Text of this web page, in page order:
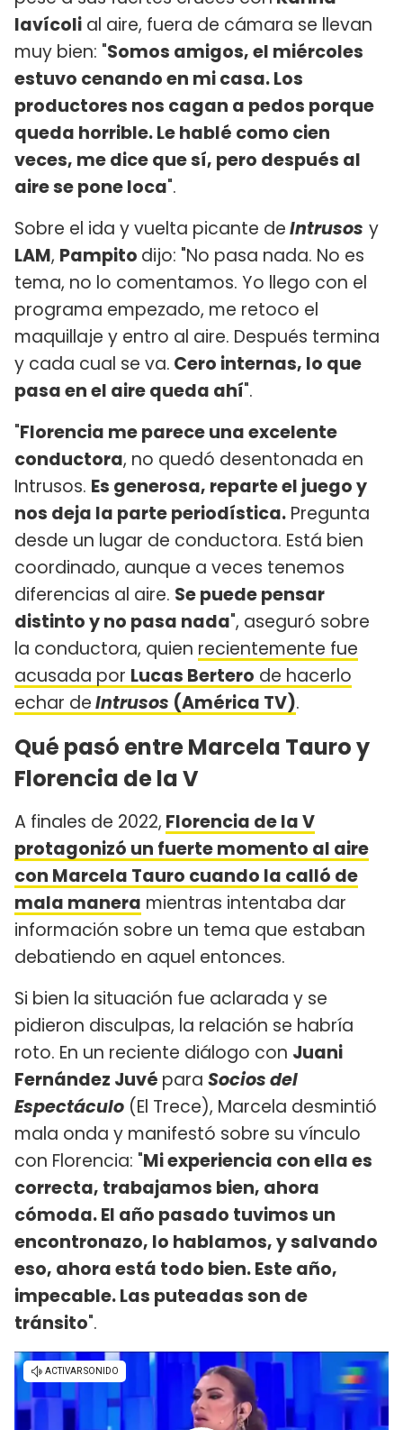
Iavícoli al aire, fuera de cámara se llevan
muy bien: "Somos amigos, el miércoles
estuvo cenando en mi casa. Los
productores nos cagan a pedos porque
queda horrible. Le hablé como cien
veces, me dice que sí, pero después al
aire se pone loca".
Sobre el ida y vuelta picante deIntrusos y
LAM, Pampito dijo: "No pasa nada. No es
tema, no lo comentamos. Yo llego con el
programa empezado, me retoco el
maquillaje y entro al aire. Después termina
y cada cual se va. Cero internas, lo que
pasa en el aire queda ahí".
"Florencia me parece una excelente
conductora, no quedó desentonada en
Intrusos. Es generosa, reparte el juego y
nos deja la parte periodística. Pregunta
desde un lugar de conductora. Está bien
coordinado, aunque a veces tenemos
diferencias al aire. Se puede pensar
distinto y no pasa nada", aseguró sobre
la conductora, quien recientemente fue
acusada por Lucas Bertero de hacerlo
echar deIntrusos (América TV).
Qué pasó entre Marcela Tauro y
Florencia de la V
A finales de 2022, Florencia de la V
protagonizó un fuerte momento al aire
con Marcela Tauro cuando la calló de
mala manera mientras intentaba dar
información sobre un tema que estaban
debatiendo en aquel entonces.
Si bien la situación fue aclarada y se
pidieron disculpas, la relación se habría
roto. En un reciente diálogo con Juani
Fernández Juvé para Socios del
Espectáculo (El Trece), Marcela desmintió
mala onda y manifestó sobre su vínculo
con Florencia: "Mi experiencia con ella es
correcta, trabajamos bien, ahora
cómoda. El año pasado tuvimos un
encontronazo, lo hablamos, y salvando
eso, ahora está todo bien. Este año,
impecable. Las puteadas son de
tránsito".